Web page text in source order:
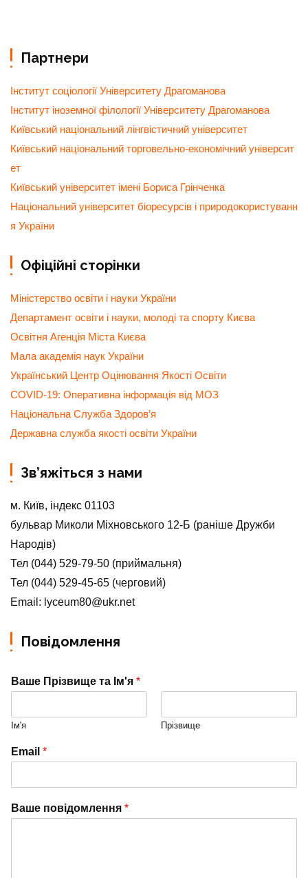
Партнери
Інститут соціології Університету Драгоманова
Інститут іноземної філології Університету Драгоманова
Київський національний лінгвістичний університет
Київський національний торговельно-економічний університ
ет
Київський університет імені Бориса Грінченка
Національний університет біоресурсів і природокористуванн
я України
Офіційні сторінки
Міністерство освіти і науки України
Департамент освіти і науки, молоді та спорту Києва
Освітня Агенція Міста Києва
Мала академія наук України
Український Центр Оцінювання Якості Освіти
COVID-19: Оперативна інформація від МОЗ
Національна Служба Здоров’я
Державна служба якості освіти України
Зв’яжіться з нами
м. Київ, індекс 01103
бульвар Миколи Міхновського 12-Б (раніше Дружби
Народів)
Тел (044) 529-79-50 (приймальня)
Тел (044) 529-45-65 (черговий)
Email: lyceum80@ukr.net
Повідомлення
Ваше Прізвище та Ім'я *
Ім'я Прізвище
Email *
Ваше повідомлення *